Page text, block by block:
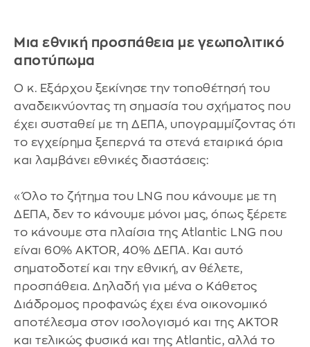
Μια εθνική προσπάθεια με γεωπολιτικό
αποτύπωμα
Ο κ. Εξάρχου ξεκίνησε την τοποθέτησή του
αναδεικνύοντας τη σημασία του σχήματος που
έχει συσταθεί με τη ΔΕΠΑ, υπογραμμίζοντας ότι
το εγχείρημα ξεπερνά τα στενά εταιρικά όρια
και λαμβάνει εθνικές διαστάσεις:
«Όλο το ζήτημα του LNG που κάνουμε με τη
ΔΕΠΑ, δεν το κάνουμε μόνοι μας, όπως ξέρετε
το κάνουμε στα πλαίσια της Atlantic LNG που
είναι 60% AKTOR, 40% ΔΕΠΑ. Και αυτό
σηματοδοτεί και την εθνική, αν θέλετε,
προσπάθεια. Δηλαδή για μένα ο Κάθετος
Διάδρομος προφανώς έχει ένα οικονομικό
αποτέλεσμα στον ισολογισμό και της AKTOR
και τελικώς φυσικά και της Atlantic, αλλά το